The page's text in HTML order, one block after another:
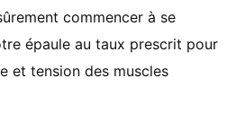
commencer à se
épaule au taux prescrit pour
et tension des muscles